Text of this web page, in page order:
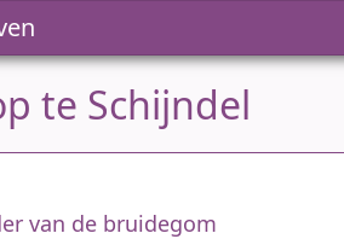
te Schijndel
van de bruidegom